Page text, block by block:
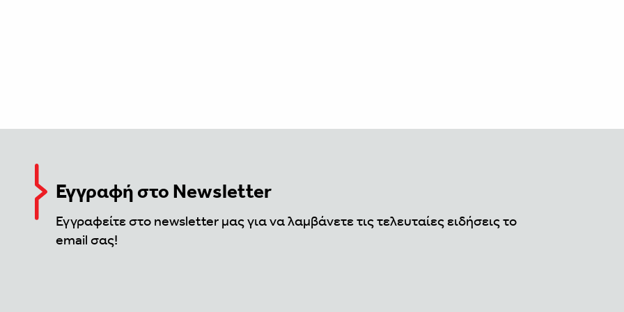
Εγγραφή στο Newsletter
Εγγραφείτε στο newsletter μας για να λαμβάνετε τις τελευταίες ειδήσεις το
email σας!